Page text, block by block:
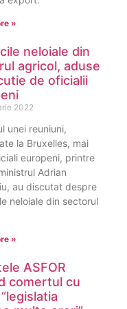
»
neloiale din
agricol, aduse
de oficialii
2022
unei reuniuni,
la Bruxelles, mai
europeni, printre
Adrian
au discutat despre
neloiale din sectorul
»
ASFOR
comertul cu